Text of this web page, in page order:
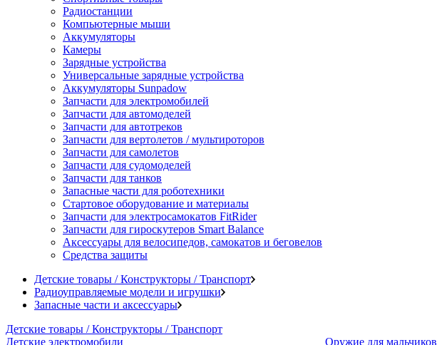
Радиостанции
Компьютерные мыши
Аккумуляторы
Камеры
Зарядные устройства
Универсальные зарядные устройства
Аккумуляторы Sunpadow
Запчасти для электромобилей
Запчасти для автомоделей
Запчасти для автотреков
Запчасти для вертолетов / мультироторов
Запчасти для самолетов
Запчасти для судомоделей
Запчасти для танков
Запасные части для роботехники
Стартовое оборудование и материалы
Запчасти для электросамокатов FitRider
Запчасти для гироскутеров Smart Balance
Аксессуары для велосипедов, самокатов и беговелов
Средства защиты
Детские товары / Конструкторы / Транспорт
Радиоуправляемые модели и игрушки
Запасные части и аксессуары
Детские товары / Конструкторы / Транспорт
Детские электромобили
Оружие для мальчиков